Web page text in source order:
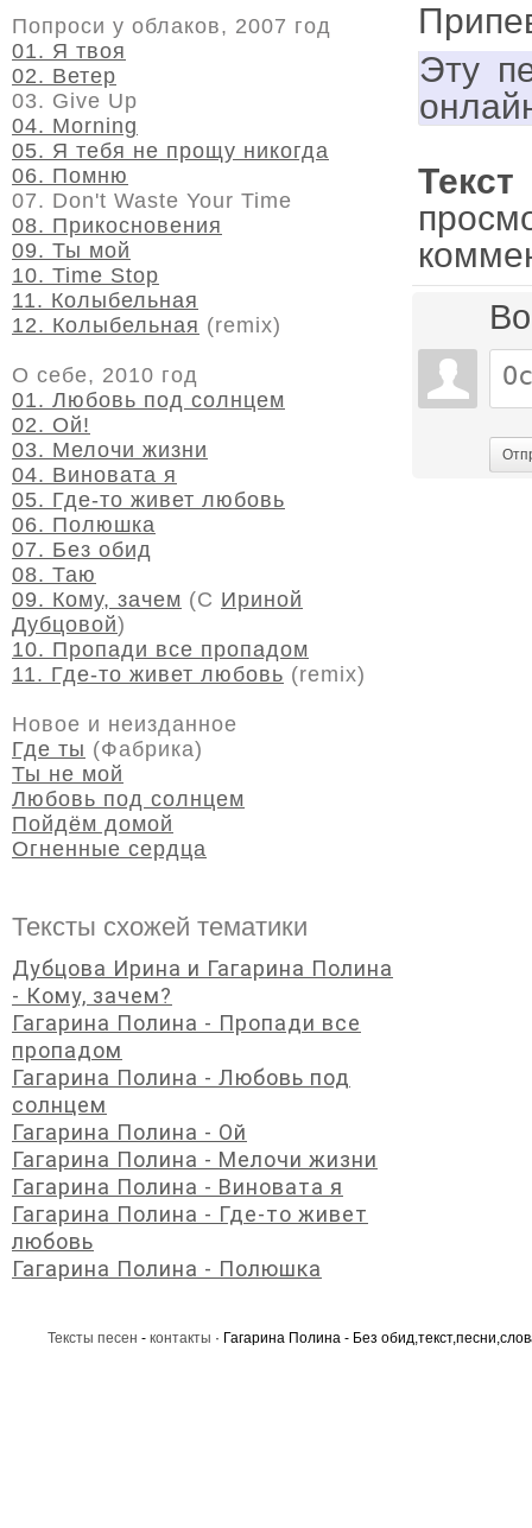
Эту
Попроси у облаков, 2007 год
01. Я твоя
02. Ветер
03. Give Up
04. Morning
05. Я тебя не прощу никогда
06. Помню
07. Don't Waste Your Time
08. Прикосновения
09. Ты мой
10. Time Stop
11. Колыбельная
12. Колыбельная (remix)
О себе, 2010 год
01. Любовь под солнцем
02. Ой!
03. Мелочи жизни
04. Виновата я
05. Где-то живет любовь
06. Полюшка
07. Без обид
08. Таю
09. Кому, зачем (С Ириной
Дубцовой)
10. Пропади все пропадом
11. Где-то живет любовь (remix)
Новое и неизданное
Где ты (Фабрика)
Ты не мой
Любовь под солнцем
Пойдём домой
Огненные сердца
Тексты схожей тематики
Дубцова Ирина и Гагарина Полина
- Кому, зачем?
Гагарина Полина - Пропади все
пропадом
Гагарина Полина - Любовь под
солнцем
Гагарина Полина - Ой
Гагарина Полина - Мелочи жизни
Гагарина Полина - Виновата я
Гагарина Полина - Где-то живет
любовь
Гагарина Полина - Полюшка
Тексты песен - контакты · Гагарина Полина - Без